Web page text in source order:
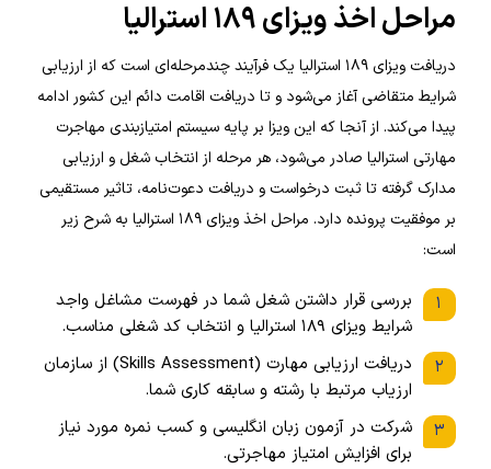
مراحل اخذ ویزای ۱۸۹ استرالیا
دریافت ویزای ۱۸۹ استرالیا یک فرآیند چندمرحله‌ای است که از ارزیابی
شرایط متقاضی آغاز می‌شود و تا دریافت اقامت دائم این کشور ادامه
پیدا می‌کند. از آنجا که این ویزا بر پایه سیستم امتیازبندی مهاجرت
مهارتی استرالیا صادر می‌شود، هر مرحله از انتخاب شغل و ارزیابی
مدارک گرفته تا ثبت درخواست و دریافت دعوت‌نامه، تاثیر مستقیمی
بر موفقیت پرونده دارد. مراحل اخذ ویزای ۱۸۹ استرالیا به شرح زیر
است:
۱
بررسی قرار داشتن شغل شما در فهرست مشاغل واجد
شرایط ویزای ۱۸۹ استرالیا و انتخاب کد شغلی مناسب.
۲
دریافت ارزیابی مهارت (Skills Assessment) از سازمان
ارزیاب مرتبط با رشته و سابقه کاری شما.
۳
شرکت در آزمون زبان انگلیسی و کسب نمره مورد نیاز
برای افزایش امتیاز مهاجرتی.